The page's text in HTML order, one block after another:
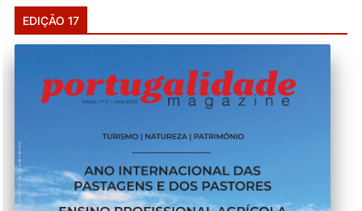
EDIÇÃO 17